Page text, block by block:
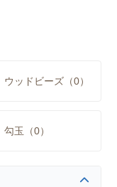
ウッドビーズ（0）
勾玉（0）